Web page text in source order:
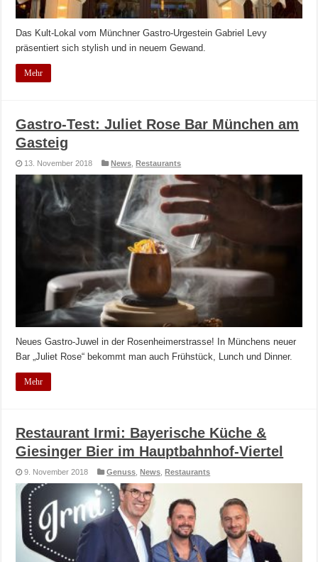
Das Kult-Lokal vom Münchner Gastro-Urgestein Gabriel Levy
präsentiert sich stylish und in neuem Gewand.
Mehr
Gastro-Test: Juliet Rose Bar München am
Gasteig
13. November 2018 News Restaurants
Neues Gastro-Juwel in der Rosenheimerstrasse! In Münchens neuer
Bar „Juliet Rose“ bekommt man auch Frühstück, Lunch und Dinner.
Mehr
Restaurant Irmi: Bayerische Küche &
Giesinger Bier im Hauptbahnhof-Viertel
9. November 2018 Genuss ,News ,Restaurants